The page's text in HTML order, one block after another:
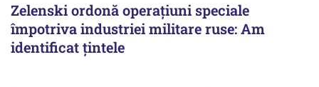
Zelenski ordonă operațiuni speciale
împotriva industriei militare ruse: Am
identificat țintele